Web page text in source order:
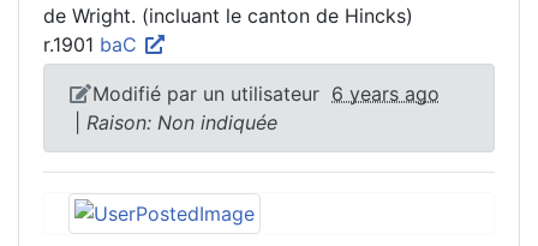
de Wright. (incluant le canton de Hincks)
r.1901 baC
Modifié par un utilisateur 6 years ago
Raison: Non indiquée